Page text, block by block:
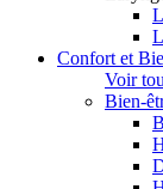
Confort et
Voir
Bien-